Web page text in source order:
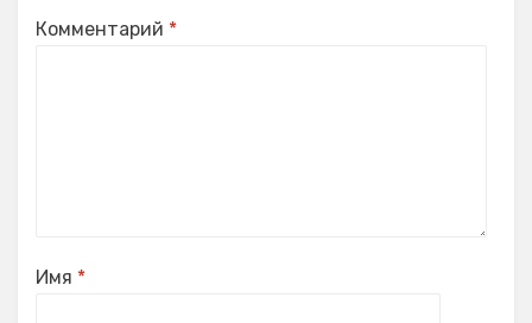
Комментарий *
Имя *